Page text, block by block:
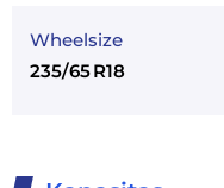
Wheelsize
235/65 R18